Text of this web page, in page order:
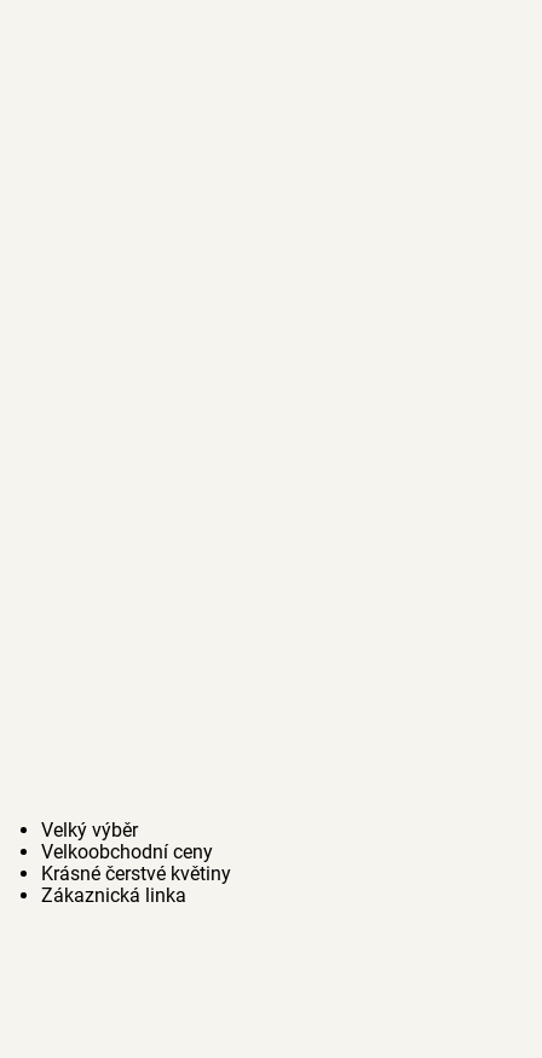
Velký výběr
Velkoobchodní ceny
Krásné čerstvé květiny
Zákaznická linka